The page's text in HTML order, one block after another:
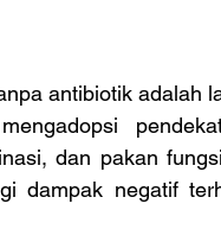
antibiotik adalah
dan pakan
dampak negatif